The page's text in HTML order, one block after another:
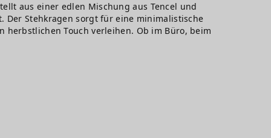
aus einer edlen Mischung aus Tencel und
Der Stehkragen sorgt für eine minimalistische
Touch verleihen. Ob im Büro, beim